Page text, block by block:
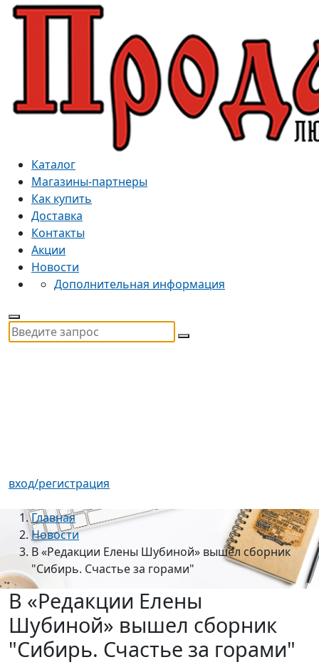
Каталог
Магазины-партнеры
Как купить
Доставка
Контакты
Акции
Новости
Дополнительная информация
вход/регистрация
Главная
Новости
В «Редакции Елены Шубиной» вышел сборник
"Сибирь. Счастье за горами"
В «Редакции Елены
Шубиной» вышел сборник
"Сибирь. Счастье за горами"